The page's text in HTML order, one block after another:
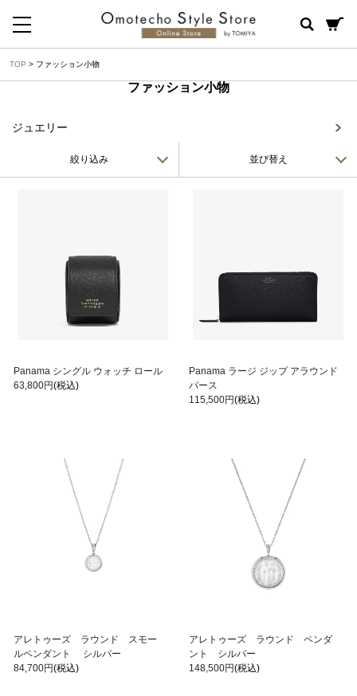
TOP > ファッション小物
ファッション小物
ジュエリー
絞り込み 並び替え
Panama シングル ウォッチ ロール
63,800円(税込)
Panama ラージ ジップ アラウンド
パース
115,500円(税込)
アレトゥーズ ラウンド スモー
ルペンダント シルバー
84,700円(税込)
アレトゥーズ ラウンド ペンダ
ント シルバー
148,500円(税込)